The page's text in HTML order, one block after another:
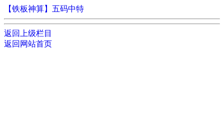
【铁板神算】五码中特
返回上级栏目
返回网站首页